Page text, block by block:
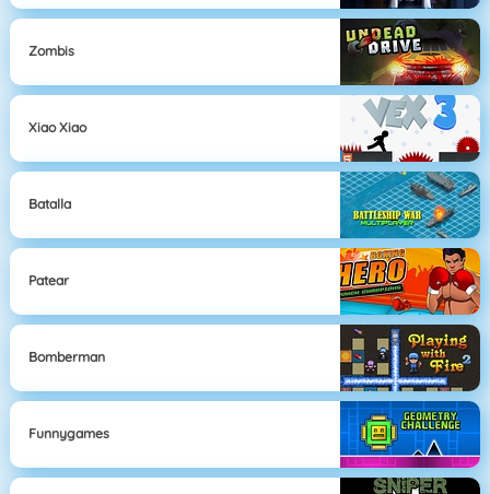
Zombis
Xiao Xiao
Batalla
Patear
Bomberman
Funnygames